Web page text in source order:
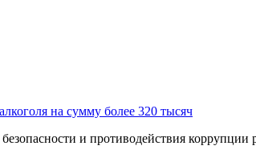
на сумму более 320 тысяч
и противодействия